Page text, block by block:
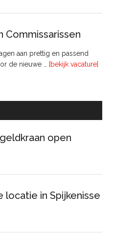
Commissarissen
aan prettig en passend
de nieuwe …
[bekijk vacature]
open
in Spijkenisse